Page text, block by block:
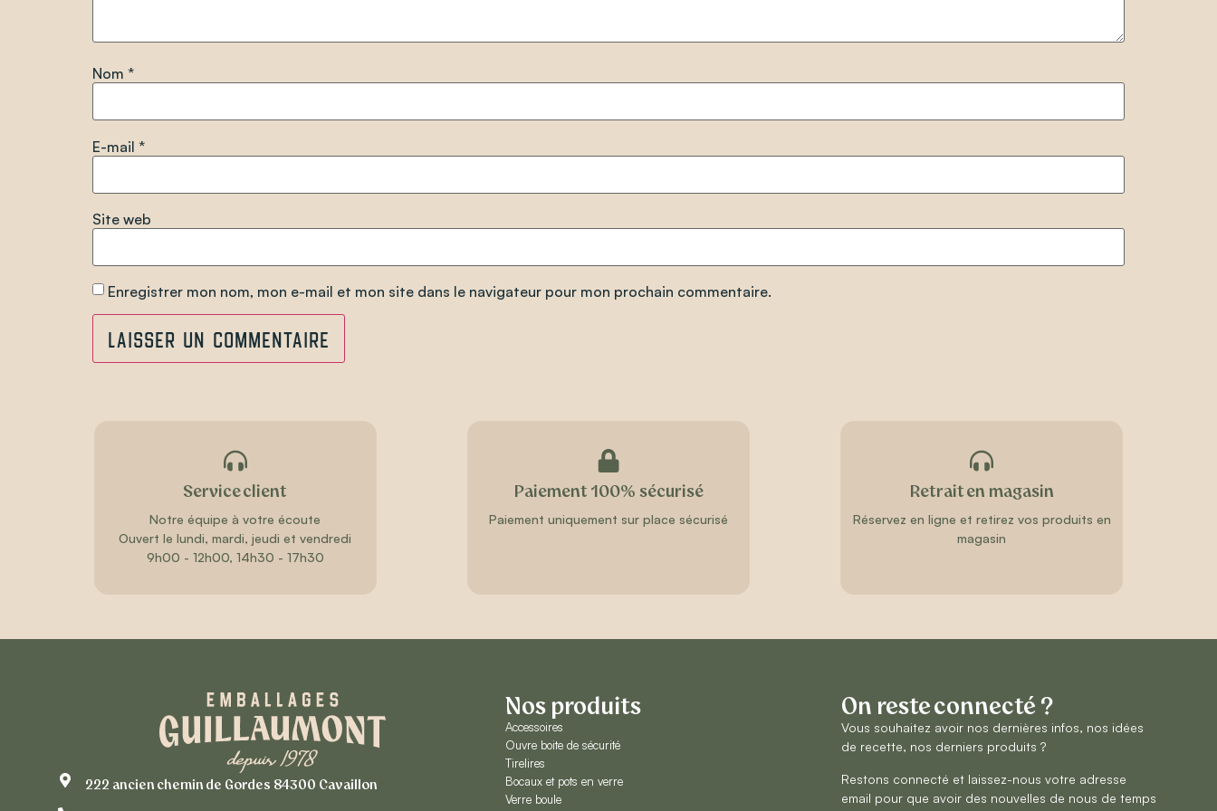
Nom *
E-mail *
Site web
Enregistrer mon nom, mon e-mail et mon site dans le navigateur pour mon prochain commentaire.
Service client
Notre équipe à votre écoute
Ouvert le lundi, mardi, jeudi et vendredi
9h00 - 12h00, 14h30 - 17h30
Paiement 100% sécurisé
Paiement uniquement sur place sécurisé
Retrait en magasin
Réservez en ligne et retirez vos produits en
magasin
222 ancien chemin de Gordes 84300 Cavaillon
Nos produits
Accessoires
Ouvre boite de sécurité
Tirelires
Bocaux et pots en verre
Verre boule
On reste connecté ?
Vous souhaitez avoir nos dernières infos, nos idées
de recette, nos derniers produits ?
Restons connecté et laissez-nous votre adresse
email pour que avoir des nouvelles de nous de temps